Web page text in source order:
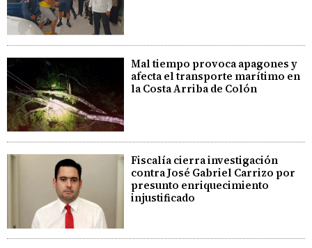
Mal tiempo provoca apagones y
afecta el transporte marítimo en
la Costa Arriba de Colón
Fiscalía cierra investigación
contra José Gabriel Carrizo por
presunto enriquecimiento
injustificado